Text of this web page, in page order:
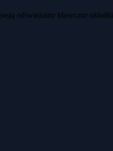
odświeżamy klasyczne